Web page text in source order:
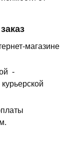
магазине
-